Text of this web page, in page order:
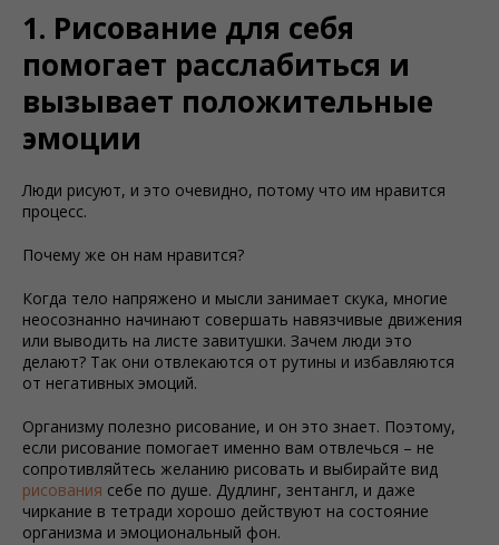
1. Рисование для себя
помогает расслабиться и
вызывает положительные
эмоции
Люди рисуют, и это очевидно, потому что им нравится
процесс.
Почему же он нам нравится?
Когда тело напряжено и мысли занимает скука, многие
неосознанно начинают совершать навязчивые движения
или выводить на листе завитушки. Зачем люди это
делают? Так они отвлекаются от рутины и избавляются
от негативных эмоций.
Организму полезно рисование, и он это знает. Поэтому,
если рисование помогает именно вам отвлечься – не
сопротивляйтесь желанию рисовать и выбирайте вид
рисования себе по душе. Дудлинг, зентангл, и даже
чиркание в тетради хорошо действуют на состояние
организма и эмоциональный фон.